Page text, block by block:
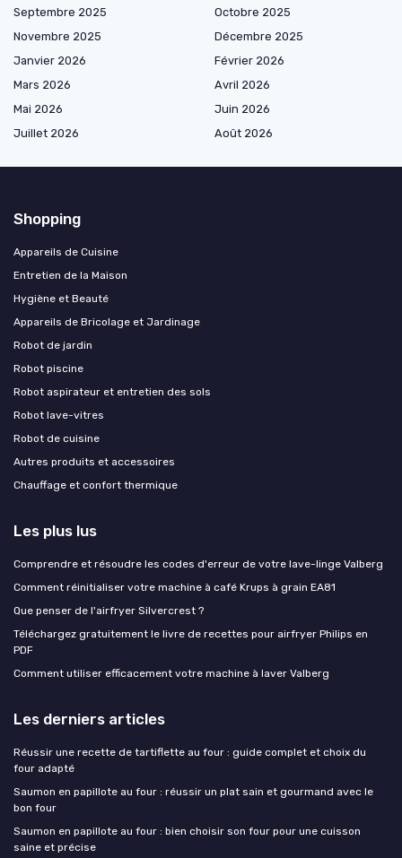
Septembre 2025
Octobre 2025
Novembre 2025
Décembre 2025
Janvier 2026
Février 2026
Mars 2026
Avril 2026
Mai 2026
Juin 2026
Juillet 2026
Août 2026
Shopping
Appareils de Cuisine
Entretien de la Maison
Hygiène et Beauté
Appareils de Bricolage et Jardinage
Robot de jardin
Robot piscine
Robot aspirateur et entretien des sols
Robot lave-vitres
Robot de cuisine
Autres produits et accessoires
Chauffage et confort thermique
Les plus lus
Comprendre et résoudre les codes d'erreur de votre lave-linge Valberg
Comment réinitialiser votre machine à café Krups à grain EA81
Que penser de l'airfryer Silvercrest ?
Téléchargez gratuitement le livre de recettes pour airfryer Philips en
PDF
Comment utiliser efficacement votre machine à laver Valberg
Les derniers articles
Réussir une recette de tartiflette au four : guide complet et choix du
four adapté
Saumon en papillote au four : réussir un plat sain et gourmand avec le
bon four
Saumon en papillote au four : bien choisir son four pour une cuisson
saine et précise